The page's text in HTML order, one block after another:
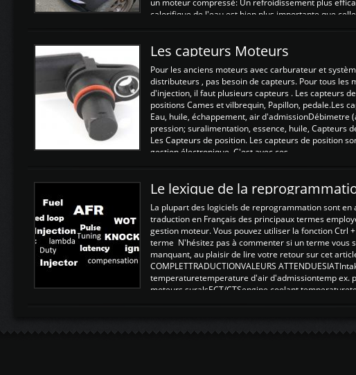
un moteur compressé: Un refroidissement plus
calorifique de l'eau est bien plus importante que celle
Les capteurs Moteurs
Pour les anciens moteurs avec carburateur et
distributeurs , pas besoin de capteurs. Pour tous les
d'injection, il faut plusieurs capteurs . Les capteurs
positions Cames et vilbrequin, Papillon, pedale.Les
Eau, huile, échappement, air d'admissionDébimetre
pression; suralimentation, essence, huile, Capteurs
Les Capteurs de position. Les capteurs de position
gestion électronique. C'est avec ces ...
Le lexique de la
La plupart des logiciels de reprogrammation sont en
traduction en Français des principaux termes
gestion moteur. Vous pouvez utiliser la fonction Ctrl
terme N'hésitez pas à commenter si un terme vous
manquant, au plaisir de lire votre retour sur cet
COMPLETTRADUCTIONVALEURS
temperaturetemperature d'air d'admissiontemp ex.
moteurs suralsECT/CTSengine coolant